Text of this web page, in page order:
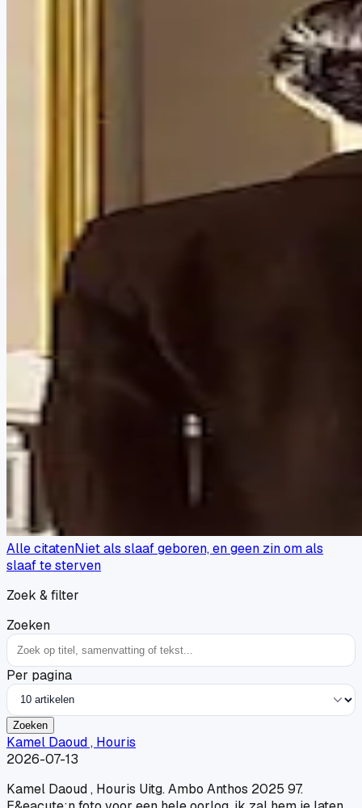
Alle citatenNiet als slaaf geboren, en geen zin om als
slaaf te sterven
Zoek & filter
Zoeken
Per pagina
Zoeken
Kamel Daoud , Houris
2026-07-13
Kamel Daoud , Houris Uitg. Ambo Anthos 2025 97.